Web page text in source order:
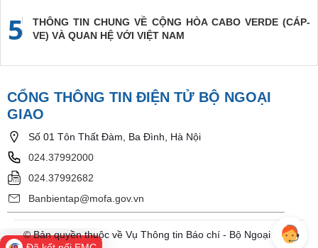
5
THÔNG TIN CHUNG VỀ CỘNG HÒA CABO VERDE (CÁP-
VE) VÀ QUAN HỆ VỚI VIỆT NAM
CỔNG THÔNG TIN ĐIỆN TỬ BỘ NGOẠI
GIAO
Số 01 Tôn Thất Đàm, Ba Đình, Hà Nội
024.37992000
024.37992682
Banbientap@mofa.gov.vn
© Bản quyền thuộc về Vụ Thông tin Báo chí - Bộ Ngoại Giao